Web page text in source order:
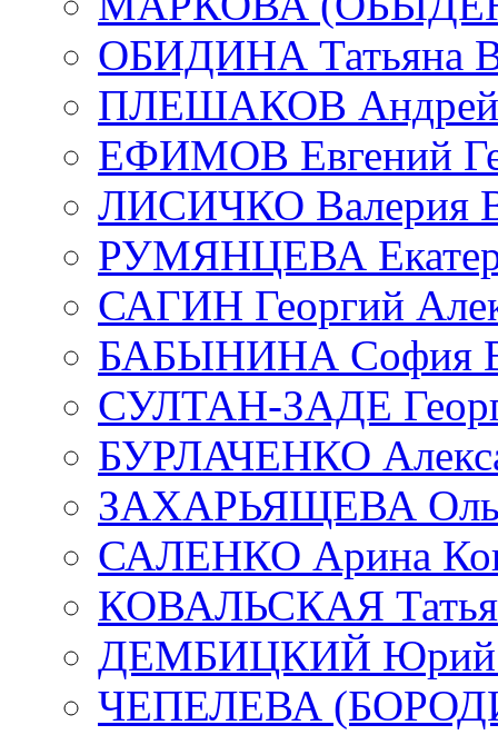
ОБИДИНА Татьяна
ПЛЕШАКОВ Андрей
ЕФИМОВ Евгений
ЛИСИЧКО Валерия
РУМЯНЦЕВА
САГИН Георгий
БАБЫНИНА София
СУЛТАН-ЗАДЕ
БУРЛАЧЕНКО
ЗАХАРЬЯЩЕВА
САЛЕНКО Арина
КОВАЛЬСКАЯ
ДЕМБИЦКИЙ Юрий
ЧЕПЕЛЕВА